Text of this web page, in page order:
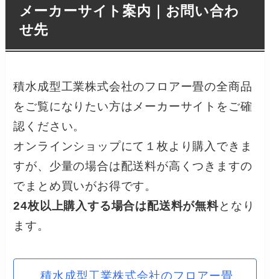
メーカーサイト案内｜お問い合わ
せ先
積水成型工業株式会社のフロアー畳の全商品
をご覧になりたい方はメーカーサイトをご確
認ください。
オンラインショップにて１枚より購入できま
すが、少量の場合は配送料が高くつきますの
でまとめ買いがお得です。
24枚以上購入する場合は配送料が無料となり
ます。
積水成型工業株式会社のフロアー畳